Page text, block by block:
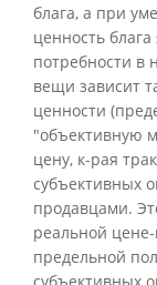
блага, а при
ценность
потребности в
вещи зависит
ценности
"объективную
цену, к-рая
субъективных
продавцами.
реальной
предельной
субъективных